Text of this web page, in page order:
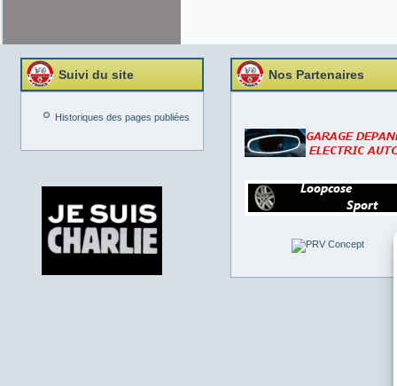
Suivi du site
Historiques des pages publiées
Nos Partenaires